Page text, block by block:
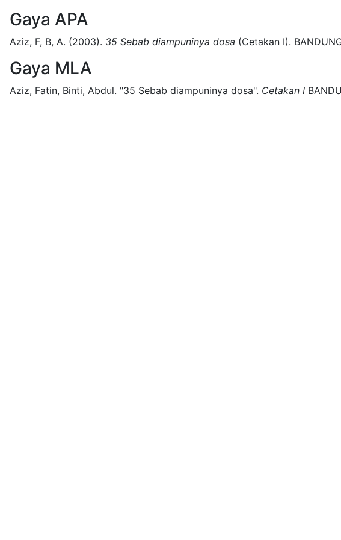
Gaya APA
Aziz, F, B, A. (2003). 35 Sebab diampuninya dosa (Cetakan I).
Gaya MLA
Aziz, Fatin, Binti, Abdul. "35 Sebab diampuninya dosa". Cetakan I